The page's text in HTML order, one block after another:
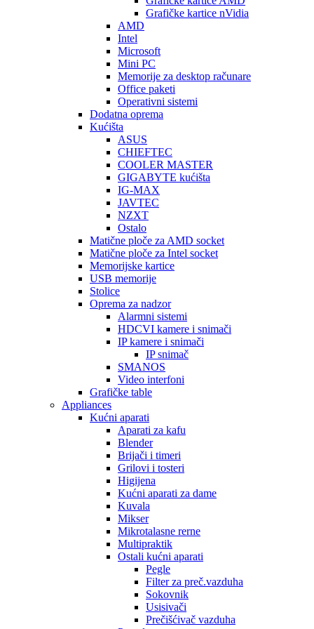
Grafičke kartice nVidia
AMD
Intel
Microsoft
Mini PC
Memorije za desktop računare
Office paketi
Operativni sistemi
Dodatna oprema
Kućišta
ASUS
CHIEFTEC
COOLER MASTER
GIGABYTE kućišta
IG-MAX
JAVTEC
NZXT
Ostalo
Matične ploče za AMD socket
Matične ploče za Intel socket
Memorijske kartice
USB memorije
Stolice
Oprema za nadzor
Alarmni sistemi
HDCVI kamere i snimači
IP kamere i snimači
IP snimač
SMANOS
Video interfoni
Grafičke table
Appliances
Kućni aparati
Aparati za kafu
Blender
Brijači i timeri
Grilovi i tosteri
Higijena
Kućni aparati za dame
Kuvala
Mikser
Mikrotalasne rerne
Multipraktik
Ostali kućni aparati
Pegle
Filter za preč.vazduha
Sokovnik
Usisivači
Prečišćivač vazduha